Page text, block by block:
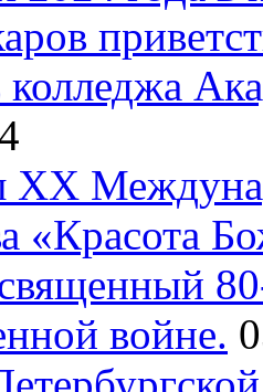
колледжа
XX
«Красота
войне.